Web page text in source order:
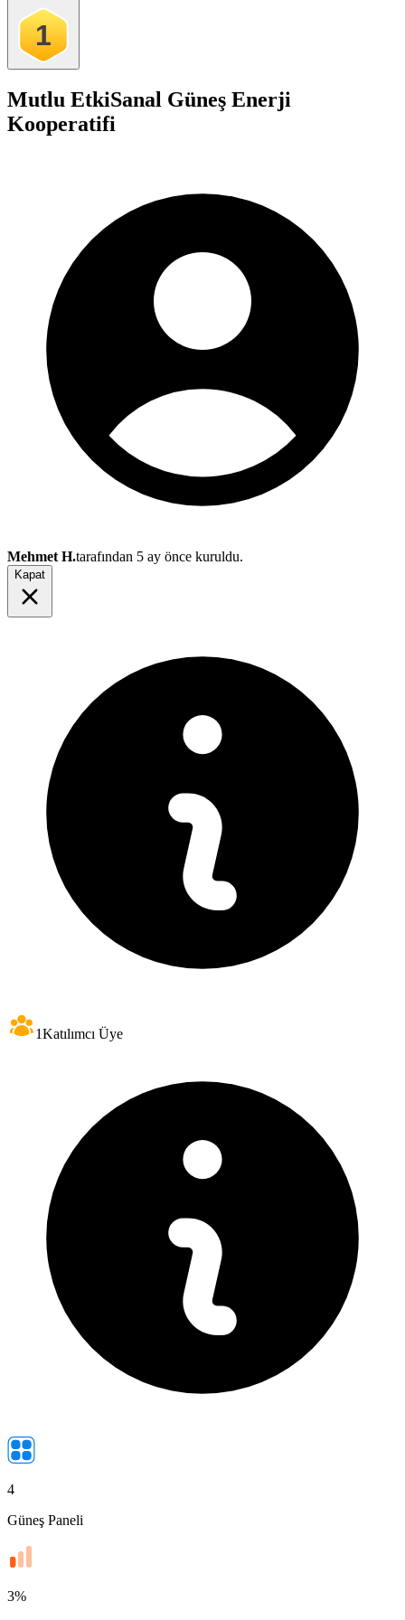
1
Mutlu EtkiSanal Güneş Enerji
Kooperatifi
Mehmet H.tarafından 5 ay önce kuruldu.
Kapat
1Katılımcı Üye
4
Güneş Paneli
3%